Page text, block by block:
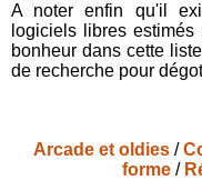
Présentation
de
A noter enfin qu'il
logiciels libres
bonheur dans cette
de recherche pour
Arcade et oldies /
forme /